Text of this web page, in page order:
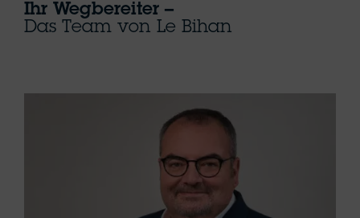
Ihr Wegbereiter –
Das Team von Le Bihan